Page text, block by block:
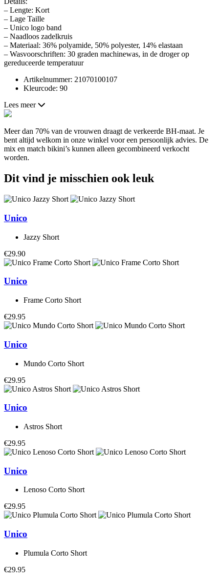
– Lengte: Kort
– Lage Taille
– Unico logo band
– Naadloos zadelkruis
– Materiaal: 36% polyamide, 50% polyester, 14% elastaan
– Wasvoorschriften: 30 graden machinewas, in de droger op
gereduceerde temperatuur
Artikelnummer: 21070100107
Kleurcode: 90
Lees meer
Meer dan 70% van de vrouwen draagt de verkeerde BH-maat. Je
bent altijd welkom in onze winkel voor een persoonlijk advies. De
mix en match bikini’s kunnen alleen gecombineerd verkocht
worden.
Dit vind je misschien ook leuk
Unico
Jazzy Short
€29.90
Unico
Frame Corto Short
€29.95
Unico
Mundo Corto Short
€29.95
Unico
Astros Short
€29.95
Unico
Lenoso Corto Short
€29.95
Unico
Plumula Corto Short
€29.95